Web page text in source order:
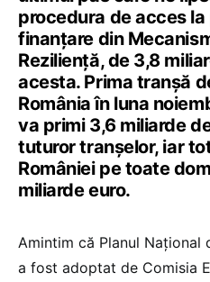
procedura de acces
finanțare din
Reziliență, de 3,8
acesta. Prima tranșă
România în luna
va primi 3,6 miliarde
tuturor tranșelor, iar
României pe toate
miliarde euro.
Amintim că Planul Național
a fost adoptat de Comisia